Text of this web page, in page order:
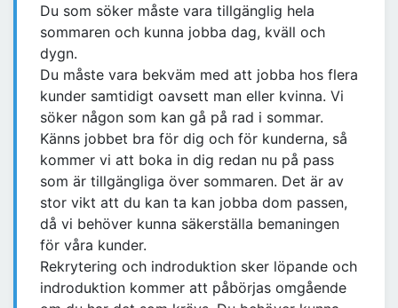
Du som söker måste vara tillgänglig hela
sommaren och kunna jobba dag, kväll och
dygn.
Du måste vara bekväm med att jobba hos flera
kunder samtidigt oavsett man eller kvinna. Vi
söker någon som kan gå på rad i sommar.
Känns jobbet bra för dig och för kunderna, så
kommer vi att boka in dig redan nu på pass
som är tillgängliga över sommaren. Det är av
stor vikt att du kan ta kan jobba dom passen,
då vi behöver kunna säkerställa bemaningen
för våra kunder.
Rekrytering och indroduktion sker löpande och
indroduktion kommer att påbörjas omgående